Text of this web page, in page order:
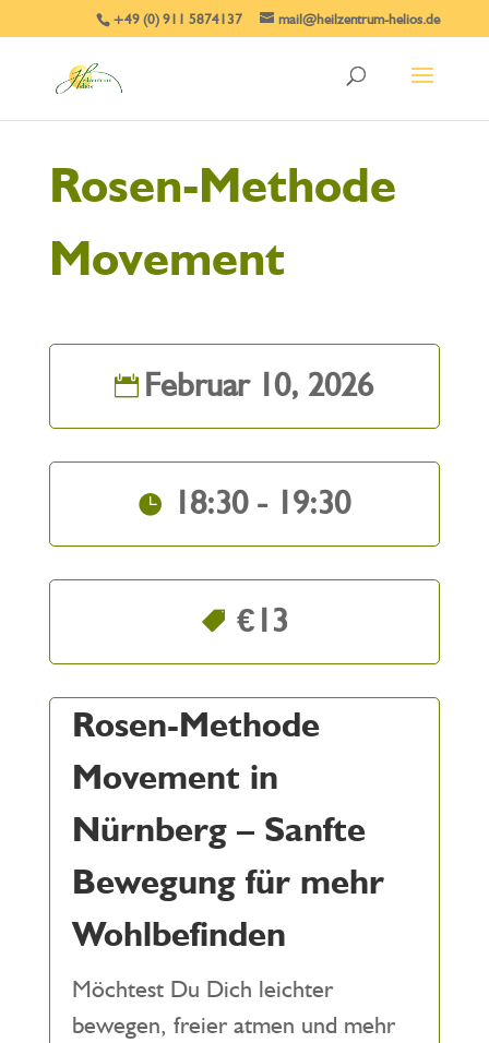
+49 (0) 911 5874137 mail@heilzentrum-helios.de
Rosen-Methode
Movement
Februar 10, 2026
18:30 - 19:30
€13
Rosen-Methode
Movement in
Nürnberg – Sanfte
Bewegung für mehr
Wohlbefinden
Möchtest Du Dich leichter
bewegen, freier atmen und mehr